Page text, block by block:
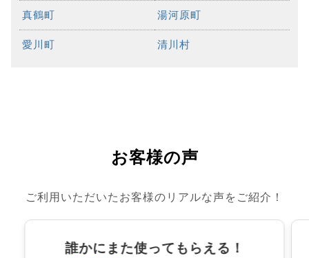
真鶴町 湯河原町
愛川町 清川村
お客様の声
ご利用いただいたお客様のリアルな声をご紹介！
誰かにまた使ってもらえる！